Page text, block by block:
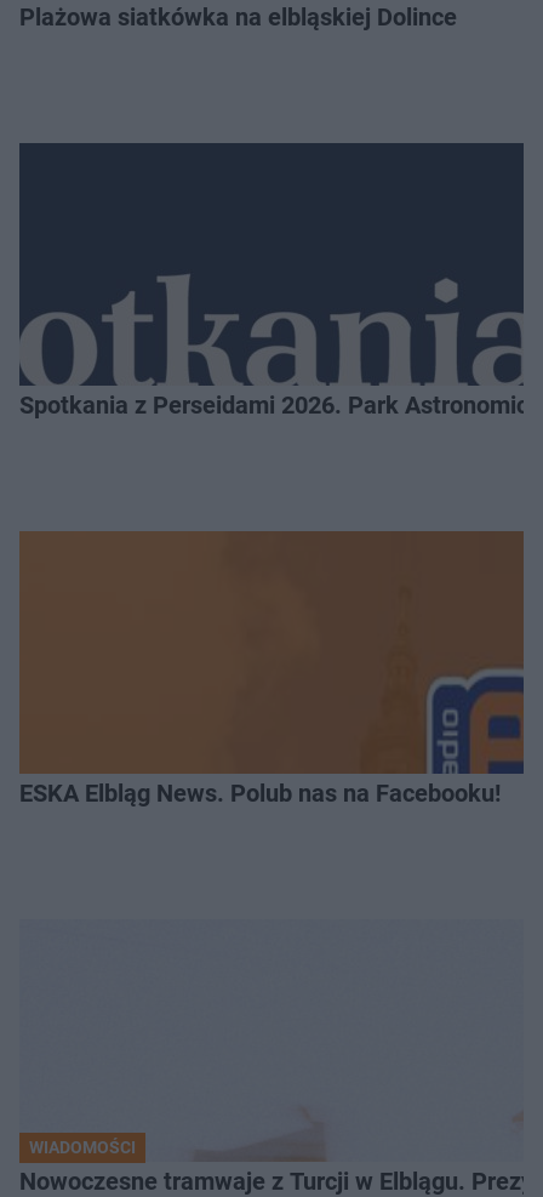
Plażowa siatkówka na elbląskiej Dolince
Spotkania z Perseidami 2026. Park
ESKA Elbląg News. Polub nas na Facebooku!
WIADOMOŚCI
Nowoczesne tramwaje z Turcji w Elblągu.